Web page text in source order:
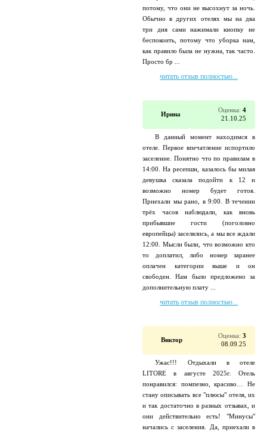
потому, что они не высохнут за ночь.
Обычно в других отелях мы на два
три дня сами нажимали кнопку не
беспокоить, потому что уборка нам,
как правило была не нужна, так часто.
Просто бр ...
читать отзыв полностью...
Ирина
Оценка: 4
21.10.25
В данный момент находимся в
отеле. Первое впечатление испортило
заселение. Понятно что по правилам в
14:00. На ресепшн, казалось бы милая
девушка сказала подойти к 12 и
возможно номер будет готов.
Приехали мы рано, в 9:00. В течении
трёх часов наблюдали, как вновь
прибывшие гости (поголовно
европейцы) заселялись, а мы все ждали
12:00. Мысли были, что возможно кто
то доплатил, либо номер заранее
оплачен категории выше и он
свободен. Нам было предложено за
дополнительную плату ...
читать отзыв полностью...
Виктор
Оценка: 3
08.09.25
Ужас!!! Отдыхали в отеле
LITORE в августе 2025г. Отель
понравился: помпезно, красиво… Не
стану описывать все "плюсы" отеля, их
и так достаточно в разных отзывах, и
они действительно есть! "Минусы"
начались с заселения. Да, приехали в